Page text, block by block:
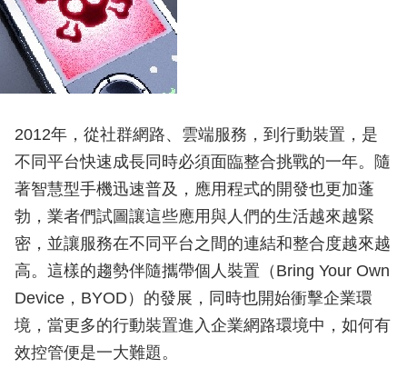
2012年，從社群網路、雲端服務，到行動裝置，是
不同平台快速成長同時必須面臨整合挑戰的一年。隨
著智慧型手機迅速普及，應用程式的開發也更加蓬
勃，業者們試圖讓這些應用與人們的生活越來越緊
密，並讓服務在不同平台之間的連結和整合度越來越
高。這樣的趨勢伴隨攜帶個人裝置（Bring Your Own
Device，BYOD）的發展，同時也開始衝擊企業環
境，當更多的行動裝置進入企業網路環境中，如何有
效控管便是一大難題。